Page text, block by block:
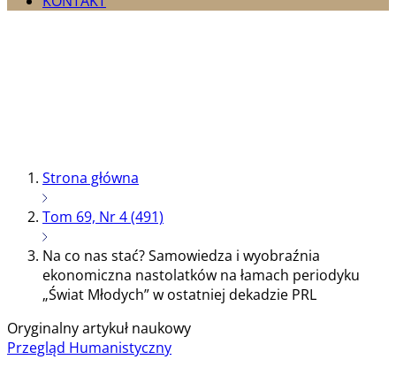
Strona główna
Tom 69, Nr 4 (491)
Na co nas stać? Samowiedza i wyobraźnia
ekonomiczna nastolatków na łamach periodyku
„Świat Młodych” w ostatniej dekadzie PRL
Oryginalny artykuł naukowy
Przegląd Humanistyczny